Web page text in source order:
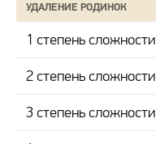
УДАЛЕНИЕ РОДИНОК
1 степень сложности
2 степень сложности
3 степень сложности